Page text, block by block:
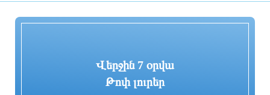
Վերջին 7 օրվա
Թոփ լուրեր